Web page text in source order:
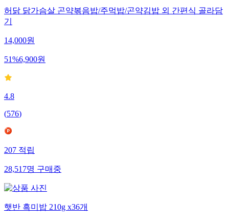
허닭 닭가슴살 곤약볶음밥/주먹밥/곤약김밥 외 간편식 골라담
기
14,000원
51%6,900원
4.8
(576)
207적립
28,517명구매중
햇반 흑미밥 210g x36개